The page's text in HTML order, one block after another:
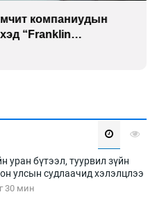
компаниудын
“Franklin
уран бүтээл, туурвил зүйн
улсын судлаачид хэлэлцлээ
30 мин